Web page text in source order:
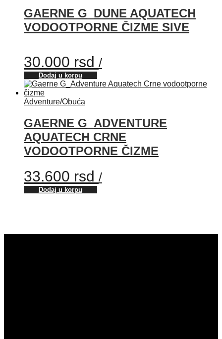
GAERNE G_DUNE AQUATECH
VODOOTPORNE ČIZME SIVE
30.000 rsd /
Dodaj u korpu
Adventure/Obuća
GAERNE G_ADVENTURE
AQUATECH CRNE
VODOOTPORNE ČIZME
33.600 rsd /
Dodaj u korpu